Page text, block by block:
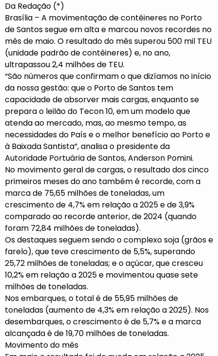
Da Redação (*)
Brasília – A movimentação de contêineres no Porto
de Santos segue em alta e marcou novos recordes no
mês de maio. O resultado do mês superou 500 mil TEU
(unidade padrão de contêineres) e, no ano,
ultrapassou 2,4 milhões de TEU.
“São números que confirmam o que dizíamos no início
da nossa gestão: que o Porto de Santos tem
capacidade de absorver mais cargas, enquanto se
prepara o leilão do Tecon 10, em um modelo que
atenda ao mercado, mas, ao mesmo tempo, as
necessidades do País e o melhor benefício ao Porto e
à Baixada Santista”, analisa o presidente da
Autoridade Portuária de Santos, Anderson Pomini.
No movimento geral de cargas, o resultado dos cinco
primeiros meses do ano também é recorde, com a
marca de 75,65 milhões de toneladas, um
crescimento de 4,7% em relação a 2025 e de 3,9%
comparado ao recorde anterior, de 2024 (quando
foram 72,84 milhões de toneladas).
Os destaques seguem sendo o complexo soja (grãos e
farelo), que teve crescimento de 5,5%, superando
25,72 milhões de toneladas; e o açúcar, que cresceu
10,2% em relação a 2025 e movimentou quase sete
milhões de toneladas.
Nos embarques, o total é de 55,95 milhões de
toneladas (aumento de 4,3% em relação a 2025). Nos
desembarques, o crescimento é de 5,7% e a marca
alcançada é de 19,70 milhões de toneladas.
Movimento do mês